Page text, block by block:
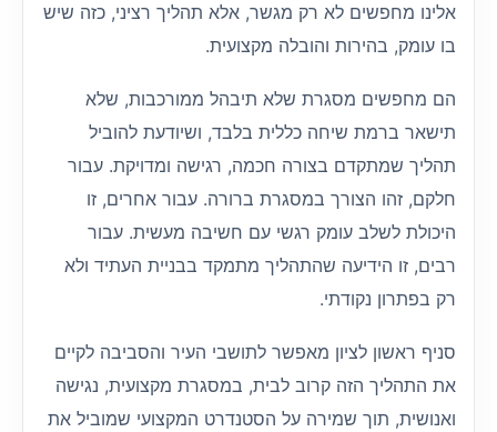
אלינו מחפשים לא רק מגשר, אלא תהליך רציני, כזה שיש
בו עומק, בהירות והובלה מקצועית.
הם מחפשים מסגרת שלא תיבהל ממורכבות, שלא
תישאר ברמת שיחה כללית בלבד, ושיודעת להוביל
תהליך שמתקדם בצורה חכמה, רגישה ומדויקת. עבור
חלקם, זהו הצורך במסגרת ברורה. עבור אחרים, זו
היכולת לשלב עומק רגשי עם חשיבה מעשית. עבור
רבים, זו הידיעה שהתהליך מתמקד בבניית העתיד ולא
רק בפתרון נקודתי.
סניף ראשון לציון מאפשר לתושבי העיר והסביבה לקיים
את התהליך הזה קרוב לבית, במסגרת מקצועית, נגישה
ואנושית, תוך שמירה על הסטנדרט המקצועי שמוביל את